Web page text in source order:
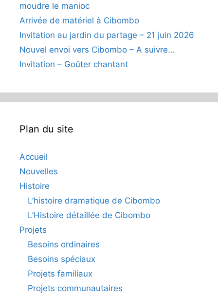
moudre le manioc
Arrivée de matériel à Cibombo
Invitation au jardin du partage – 21 juin 2026
Nouvel envoi vers Cibombo – A suivre…
Invitation – Goûter chantant
Plan du site
Accueil
Nouvelles
Histoire
L’histoire dramatique de Cibombo
L’Histoire détaillée de Cibombo
Projets
Besoins ordinaires
Besoins spéciaux
Projets familiaux
Projets communautaires